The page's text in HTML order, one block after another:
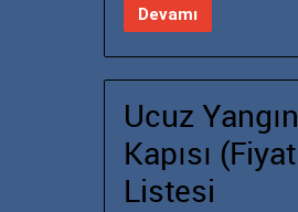
Devamı
Ucuz Yangın
Kapısı (Fiyat
Listesi